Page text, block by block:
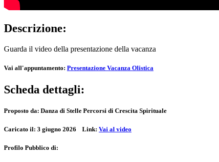
Descrizione:
Guarda il video della presentazione della vacanza
Vai all'appuntamento: Presentazione Vacanza Olistica
Scheda dettagli:
Proposto da: Danza di Stelle Percorsi di Crescita Spirituale
Caricato il: 3 giugno 2026 Link: Vai al video
Profilo Pubblico di: